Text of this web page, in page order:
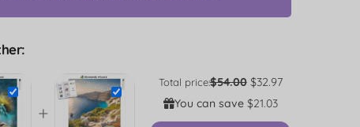
+
Total price:$54.00 $32.97
You can save $21.03